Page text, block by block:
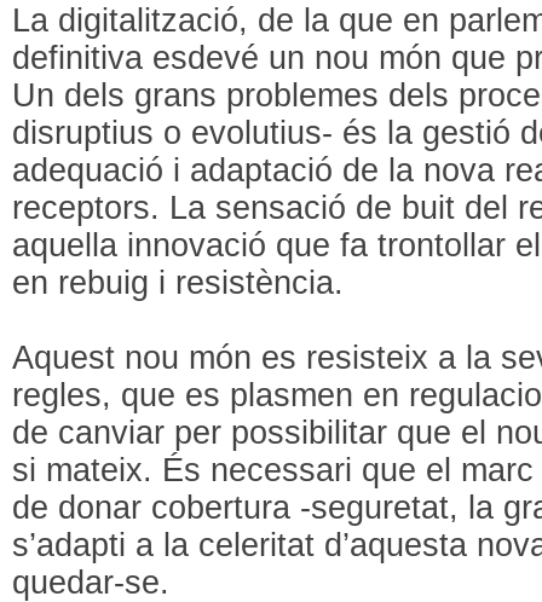
La digitalització, de la que en
definitiva esdevé un nou món que
Un dels grans problemes dels
disruptius o evolutius- és la gestió
adequació i adaptació de la nova
receptors. La sensació de buit del
aquella innovació que fa trontollar
en rebuig i resistència.
Aquest nou món es resisteix a la
regles, que es plasmen en
de canviar per possibilitar que el
si mateix. És necessari que el
de donar cobertura -seguretat, la
s’adapti a la celeritat d’aquesta
quedar-se.